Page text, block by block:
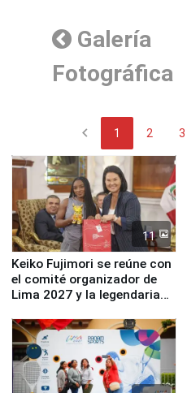
Galería
Fotográfica
chevron_left 1 2 3
11
Keiko Fujimori se reúne con
el comité organizador de
Lima 2027 y la legendaria